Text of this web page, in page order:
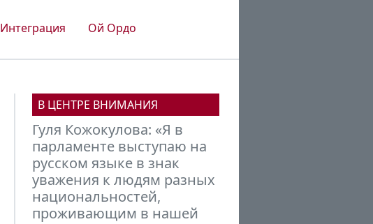
Интеграция Ой Ордо
В ЦЕНТРЕ ВНИМАНИЯ
Михаил Петров:
Кыргызстану нужно
встраиваться в новую
финансовую модель мира,
формирующуюся под
эгидой БРИКС